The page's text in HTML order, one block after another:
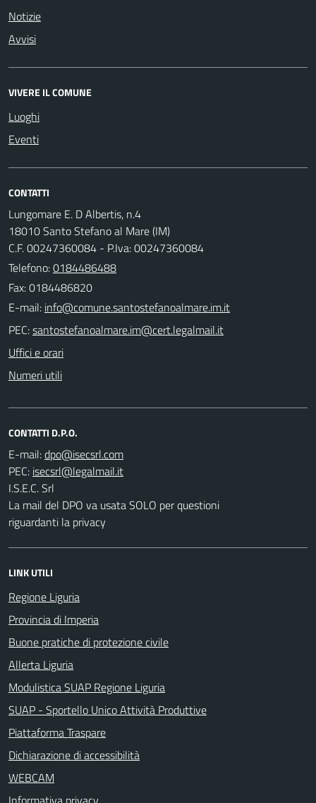
Notizie
Avvisi
VIVERE IL COMUNE
Luoghi
Eventi
CONTATTI
Lungomare E. D Albertis, n.4
18010 Santo Stefano al Mare (IM)
C.F. 00247360084 - P.Iva: 00247360084
Telefono:0184486488
Fax: 0184486820
E-mail:
PEC:
Uffici e orari
Numeri utili
CONTATTI D.P.O.
E-mail:
PEC:
I.S.E.C. Srl
La mail del DPO va usata SOLO per questioni
riguardanti la privacy
LINK UTILI
Regione Liguria
Provincia di Imperia
Buone pratiche di protezione civile
Allerta Liguria
Modulistica SUAP Regione Liguria
SUAP - Sportello Unico Attività Produttive
Piattaforma Traspare
Dichiarazione di accessibilità
WEBCAM